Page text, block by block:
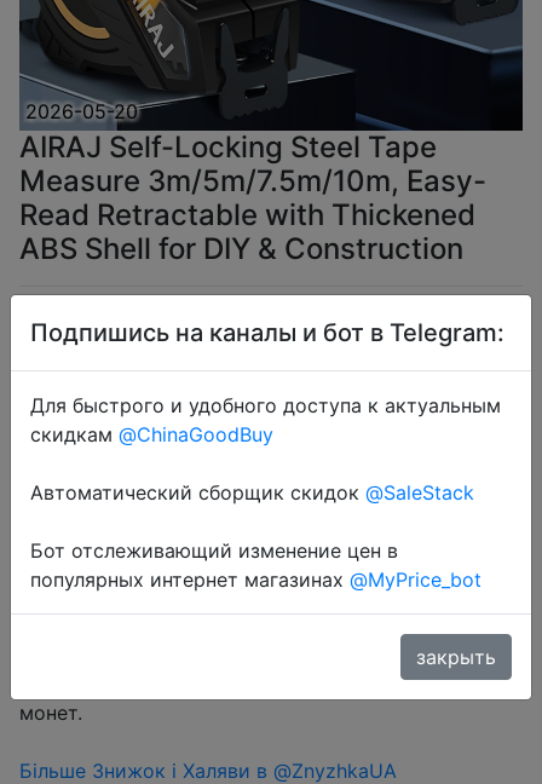
2026-05-20
AIRAJ Self-Locking Steel Tape
Measure 3m/5m/7.5m/10m, Easy-
Read Retractable with Thickened
ABS Shell for DIY & Construction
$4.5
Coins
Перейти в магазин
Знижка монетками 4 Coins у додатку через розділ
монет.
Більше Знижок і Халяви в @ZnyzhkaUA
Подпишись на каналы и бот в Telegram:
Для быстрого и удобного доступа к актуальным
скидкам @ChinaGoodBuy
Автоматический сборщик скидок @SaleStack
Бот отслеживающий изменение цен в
популярных интернет магазинах @MyPrice_bot
закрыть